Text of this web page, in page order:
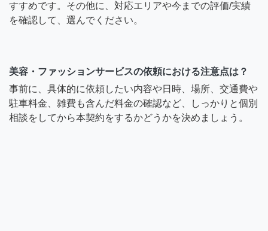
すすめです。その他に、対応エリアや今までの評価/実績
を確認して、選んでください。
美容・ファッションサービスの依頼における注意点は？
事前に、具体的に依頼したい内容や日時、場所、交通費や
駐車料金、雑費も含んだ料金の確認など、しっかりと個別
相談をしてから本契約をするかどうかを決めましょう。